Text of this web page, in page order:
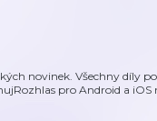
novinek. Všechny díly
pro Android a iOS